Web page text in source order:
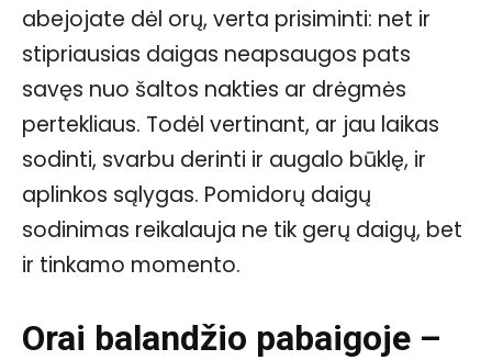
abejojate dėl orų, verta prisiminti: net ir
stipriausias daigas neapsaugos pats
savęs nuo šaltos nakties ar drėgmės
pertekliaus. Todėl vertinant, ar jau laikas
sodinti, svarbu derinti ir augalo būklę, ir
aplinkos sąlygas. Pomidorų daigų
sodinimas reikalauja ne tik gerų daigų, bet
ir tinkamo momento.
Orai balandžio pabaigoje –